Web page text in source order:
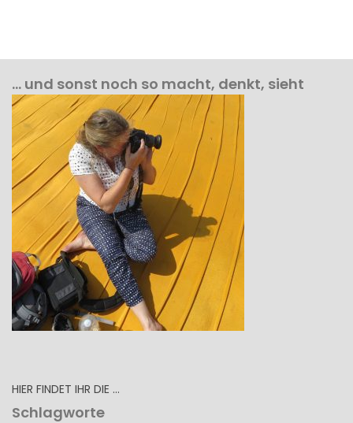
… und sonst noch so macht, denkt, sieht
HIER FINDET IHR DIE …
Schlagworte